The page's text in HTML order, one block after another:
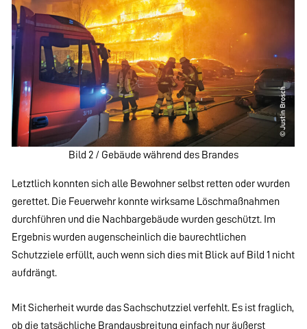
Bild 2 / Gebäude während des Brandes
Letztlich konnten sich alle Bewohner selbst retten oder wurden
gerettet. Die Feuerwehr konnte wirksame Löschmaßnahmen
durchführen und die Nachbargebäude wurden geschützt. Im
Ergebnis wurden augenscheinlich die baurechtlichen
Schutzziele erfüllt, auch wenn sich dies mit Blick auf Bild 1 nicht
aufdrängt.
Mit Sicherheit wurde das Sachschutzziel verfehlt. Es ist fraglich,
ob die tatsächliche Brandausbreitung einfach nur äußerst